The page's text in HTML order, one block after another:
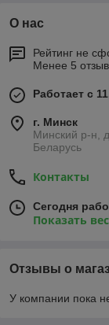
О нас
Рейтинг не
Менее 5
Работает с
г. Минск
Минский р-н,
Беларусь
Контакты
Сегодня
Показать
Отзывы о
У компании пока